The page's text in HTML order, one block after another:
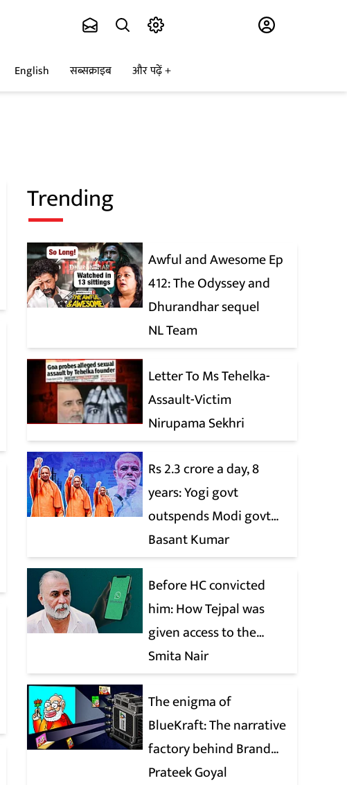
English सब्सक्राइब और पढ़ें
Trending
Awful and Awesome Ep
412: The Odyssey and
Dhurandhar sequel
NL Team
Letter To Ms Tehelka-
Assault-Victim
Nirupama Sekhri
Rs 2.3 crore a day, 8
years: Yogi govt
outspends Modi govt
when it comes to ads
Basant Kumar
Before HC convicted
him: How Tejpal was
given access to the
victim’s personal chats
to build his defence
Smita Nair
The enigma of
BlueKraft: The narrative
factory behind Brand
Modi
Prateek Goyal